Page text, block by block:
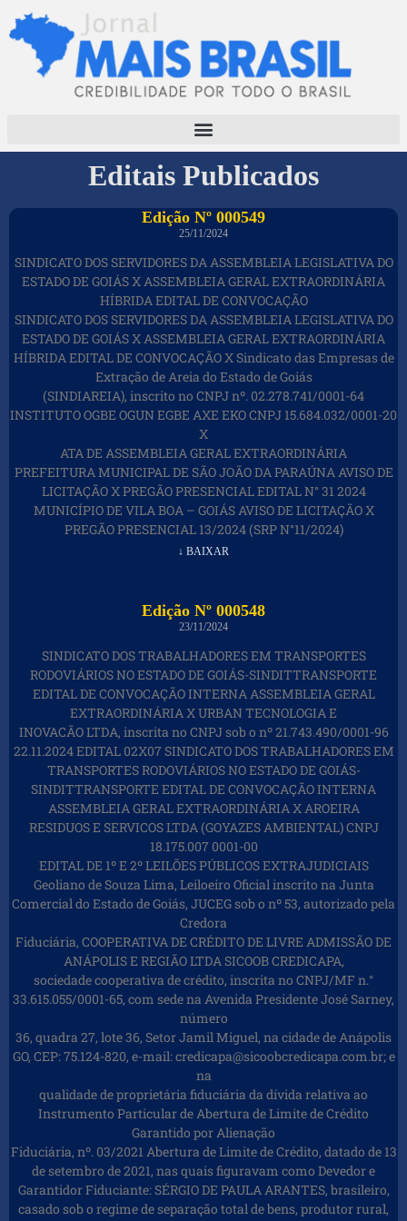
Editais Publicados
Edição Nº 000549
25/11/2024
SINDICATO DOS SERVIDORES DA ASSEMBLEIA LEGISLATIVA DO
ESTADO DE GOIÁS X ASSEMBLEIA GERAL EXTRAORDINÁRIA
HÍBRIDA EDITAL DE CONVOCAÇÃO
SINDICATO DOS SERVIDORES DA ASSEMBLEIA LEGISLATIVA DO
ESTADO DE GOIÁS X ASSEMBLEIA GERAL EXTRAORDINÁRIA
HÍBRIDA EDITAL DE CONVOCAÇÃO X Sindicato das Empresas de
Extração de Areia do Estado de Goiás
(SINDIAREIA), inscrito no CNPJ nº. 02.278.741/0001-64
INSTITUTO OGBE OGUN EGBE AXE EKO CNPJ 15.684.032/0001-20
X
ATA DE ASSEMBLEIA GERAL EXTRAORDINÁRIA
PREFEITURA MUNICIPAL DE SÃO JOÃO DA PARAÚNA AVISO DE
LICITAÇÃO X PREGÃO PRESENCIAL EDITAL N° 31 2024
MUNICÍPIO DE VILA BOA – GOIÁS AVISO DE LICITAÇÃO X
PREGÃO PRESENCIAL 13/2024 (SRP N°11/2024)
↓ BAIXAR
Edição Nº 000548
23/11/2024
SINDICATO DOS TRABALHADORES EM TRANSPORTES
RODOVIÁRIOS NO ESTADO DE GOIÁS-SINDITTRANSPORTE
EDITAL DE CONVOCAÇÃO INTERNA ASSEMBLEIA GERAL
EXTRAORDINÁRIA X URBAN TECNOLOGIA E
INOVACÃO LTDA, inscrita no CNPJ sob o nº 21.743.490/0001-96
22.11.2024 EDITAL 02X07 SINDICATO DOS TRABALHADORES EM
TRANSPORTES RODOVIÁRIOS NO ESTADO DE GOIÁS-
SINDITTRANSPORTE EDITAL DE CONVOCAÇÃO INTERNA
ASSEMBLEIA GERAL EXTRAORDINÁRIA X AROEIRA
RESIDUOS E SERVICOS LTDA (GOYAZES AMBIENTAL) CNPJ
18.175.007 0001-00
EDITAL DE 1º E 2º LEILÕES PÚBLICOS EXTRAJUDICIAIS
Geoliano de Souza Lima, Leiloeiro Oficial inscrito na Junta
Comercial do Estado de Goiás, JUCEG sob o nº 53, autorizado pela
Credora
Fiduciária, COOPERATIVA DE CRÉDITO DE LIVRE ADMISSÃO DE
ANÁPOLIS E REGIÃO LTDA SICOOB CREDICAPA,
sociedade cooperativa de crédito, inscrita no CNPJ/MF n.°
33.615.055/0001-65, com sede na Avenida Presidente José Sarney,
número
36, quadra 27, lote 36, Setor Jamil Miguel, na cidade de Anápolis
GO, CEP: 75.124-820, e-mail: credicapa@sicoobcredicapa.com.br; e
na
qualidade de proprietária fiduciária da dívida relativa ao
Instrumento Particular de Abertura de Limite de Crédito
Garantido por Alienação
Fiduciária, nº. 03/2021 Abertura de Limite de Crédito, datado de 13
de setembro de 2021, nas quais figuravam como Devedor e
Garantidor Fiduciante: SÉRGIO DE PAULA ARANTES, brasileiro,
casado sob o regime de separação total de bens, produtor rural,